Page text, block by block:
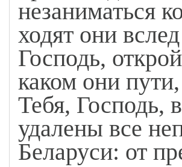
незаниматься
ходят они
Господь,
каком они
Тебя, Господь,
удалены все
Беларуси: от